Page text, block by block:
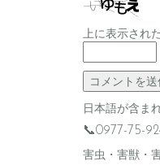
上に表示され
日本語が含ま
📞0977-75-
害虫・害獣・